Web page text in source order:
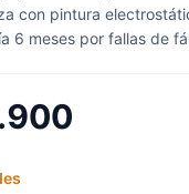
con pintura
6 meses por fallas de